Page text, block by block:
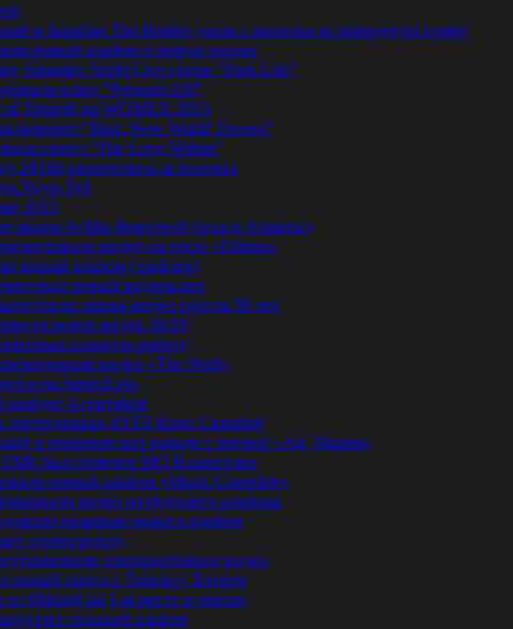
и барабан The Beatles ушли с молотка за рекордную сумму
новый альбом и новую песню
Saturday Night Live спели “Park Life”
клип “Pressure Off”
of Tengri# на WOMEX 2015
концерт “Blur: New World Towers”
сингл “The Love Within”
2016# разлетелись за полчаса
Хуур-Ту#
2015
акции #«Мы Вместе»# (сель в Алматы)
видео на песю «Ditmas»
новый альбом (трейлер)
новый видеоклип
лирик-видео спустя 50 лет
новое видео 20/20
сольную работу
видео «The Wolf»
на StereoLeto
4 сентября
легендарных #YES Крис Сквайр#
в мировом хит-параде с песней «Ай, Мария»
был отмечен МО Казахстана
новый альбом «Music Complete»
видео из будущего альбома
название нового альбом
супергруппу
альтернативное видео
новый сингл с Томоясу Хотеем
#Muse# на 1-м месте в чартах
сольный альбом